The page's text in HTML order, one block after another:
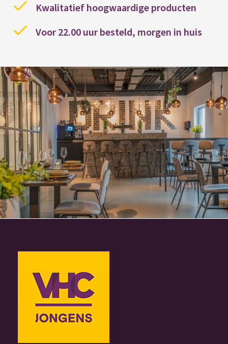
Kwalitatief hoogwaardige producten
Voor 22.00 uur besteld, morgen in huis